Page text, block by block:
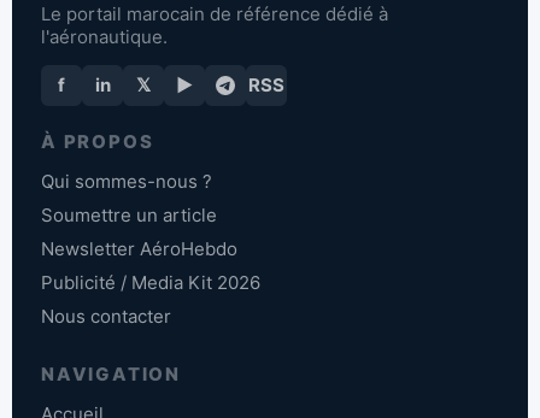
Le portail marocain de référence dédié à
l'aéronautique.
f in 𝕏 ▶ RSS
À PROPOS
Qui sommes-nous ?
Soumettre un article
Newsletter AéroHebdo
Publicité / Media Kit 2026
Nous contacter
NAVIGATION
Accueil